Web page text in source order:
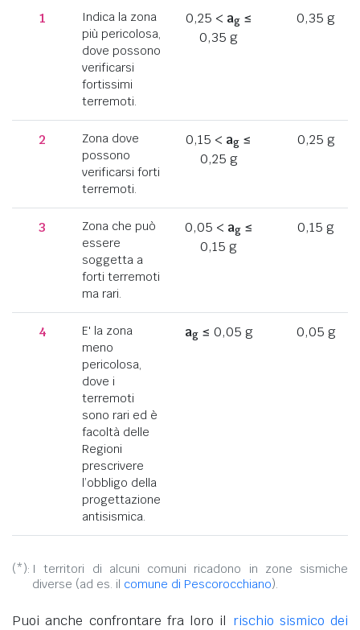
1
Indica la zona
più pericolosa,
dove possono
verificarsi
fortissimi
terremoti.
0,25 < ag≤
0,35 g
0,35 g
2
Zona dove
possono
verificarsi forti
terremoti.
0,15 < ag ≤
0,25 g
0,25 g
3
Zona che può
essere
soggetta a
forti terremoti
ma rari.
0,05 < ag≤
0,15 g
0,15 g
4
E' la zona
meno
pericolosa,
dove i
terremoti
sono rari ed è
facoltà delle
Regioni
prescrivere
l’obbligo della
progettazione
antisismica.
ag≤ 0,05 g 0,05 g
(*): I territori di alcuni comuni ricadono in zone sismiche
diverse (ad es. il comune di Pescorocchiano).
Puoi anche confrontare fra loro il rischio sismico dei